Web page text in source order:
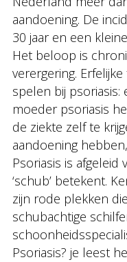
aandoening. De
30 jaar en een
Het beloop is
verergering.
spelen bij psoriasis:
moeder psoriasis
de ziekte zelf te
aandoening
Psoriasis is afgeleid
‘schub’ betekent.
zijn rode plekken
schubachtige
Psoriasis? je leest